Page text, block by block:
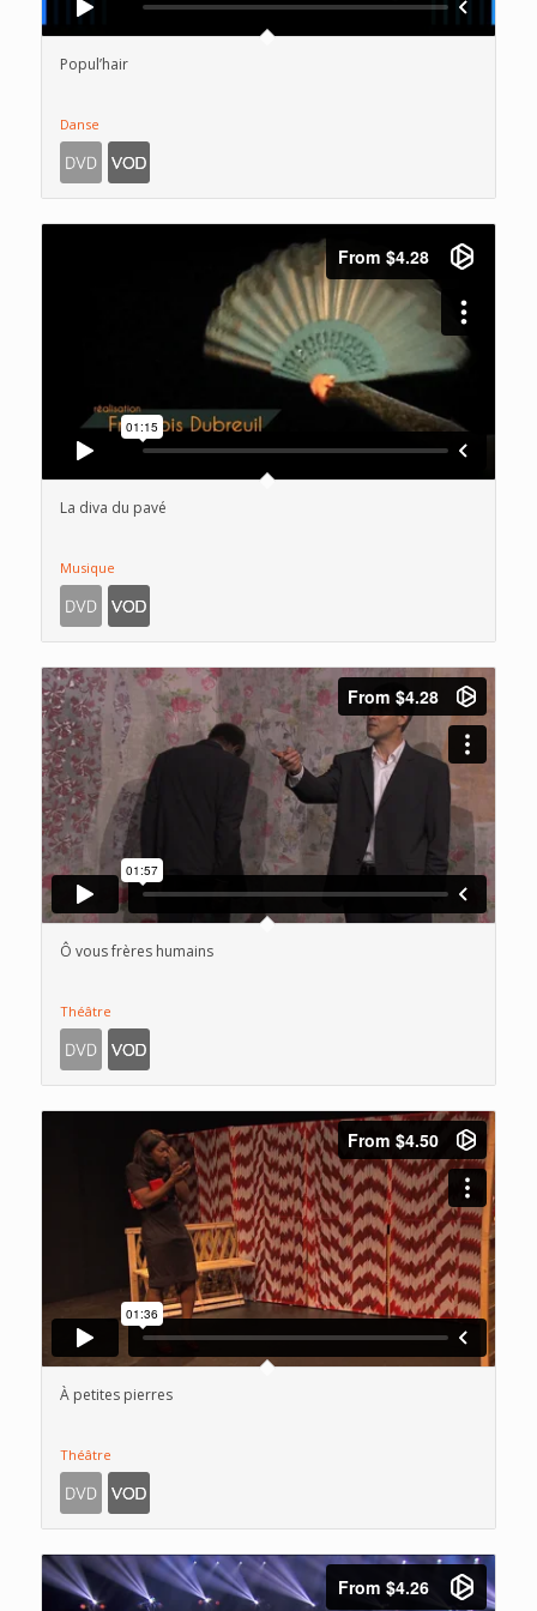
Popul’hair
Danse
La diva du pavé
Musique
Ô vous frères humains
Théâtre
À petites pierres
Théâtre